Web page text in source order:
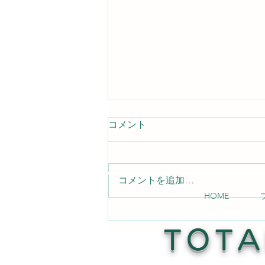
店内テーブルの傷補修 Read
コメント
コメントを追加…
HOME